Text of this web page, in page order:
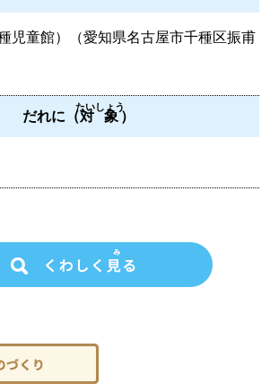
児童館）（愛知県名古屋市千種区振甫
だれに（対象
たいしょう
）